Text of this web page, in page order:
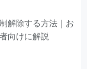
解除する方法｜お
向けに解説